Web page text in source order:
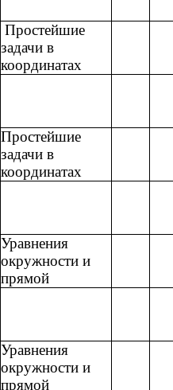
Простейшие
задачи в
координатах
Простейшие
задачи в
координатах
Уравнения
окружности и
прямой
Уравнения
окружности и
прямой